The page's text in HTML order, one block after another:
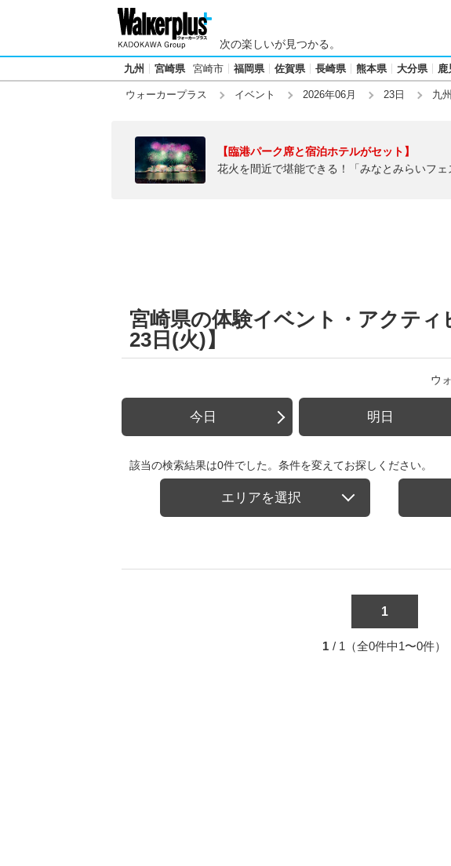
次の楽しいが見つかる。
九州 宮崎県 宮崎市 福岡県 佐賀県 長崎県 熊本県 大分県 鹿
ウォーカープラス イベント 2026年06月 23日 九
【臨港パーク席と宿泊ホテルがセット】
花火を間近で堪能できる！「みなとみらいフ
宮崎県の体験イベント・アクティ
23日(火)】
ウ
今日 明日
該当の検索結果は0件でした。条件を変えてお探しください。
エリアを選択
1
1 / 1（全0件中1〜0件）